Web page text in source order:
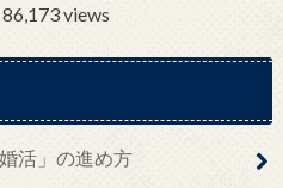
86,173 views
活」の進め方